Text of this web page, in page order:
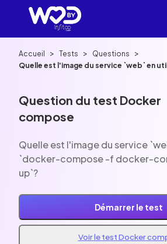
Accueil > Tests > Questions >
Quelle est l'image du service `web` en
Question du test Docker
compose
Quelle est l'image du service
`docker-compose -f docker-
up`?
Démarrer le test
Voir le test Docker